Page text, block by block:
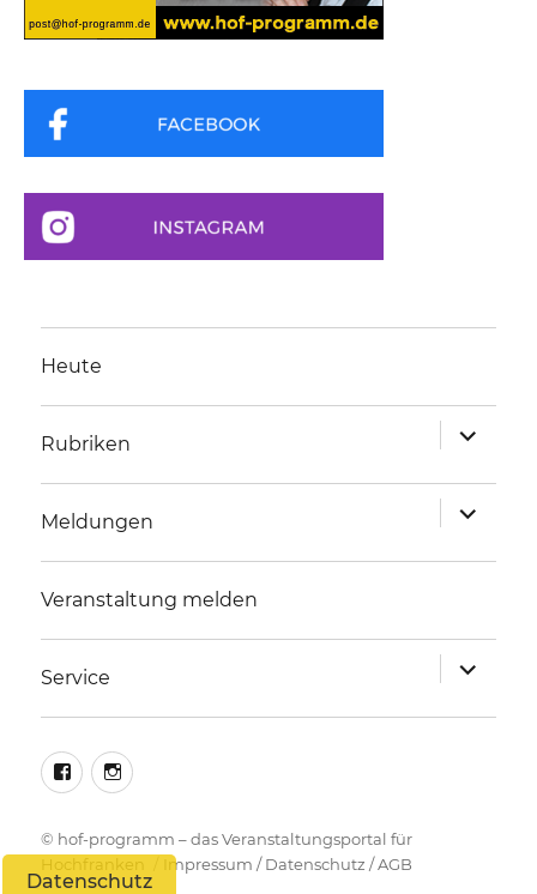
Heute
Rubriken
anzeigen
Meldungen
anzeigen
Veranstaltung melden
Service
anzeigen
facebookinstagram
© hof-programm – das Veranstaltungsportal für
Hochfranken
Impressum /Datenschutz /AGB
Datenschutz